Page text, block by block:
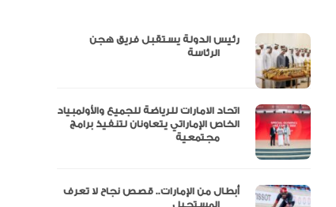
رئيس الدولة يستقبل فريق هجن
اتحاد الامارات للرياضة للجميع والأولمبياد
الخاص الإماراتي يتعاونان لتنفيذ برامج
أبطال من الإمارات.. قصص نجاح لا تعرف